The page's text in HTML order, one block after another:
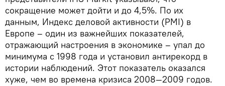
сокращение может дойти и до 4,5%. По их
данным, Индекс деловой активности (PMI) в
Европе – один из важнейших показателей,
отражающий настроения в экономике – упал до
минимума с 1998 года и установил антирекорд в
истории наблюдений. Этот показатель оказался
хуже, чем во времена кризиса 2008—2009 годов.